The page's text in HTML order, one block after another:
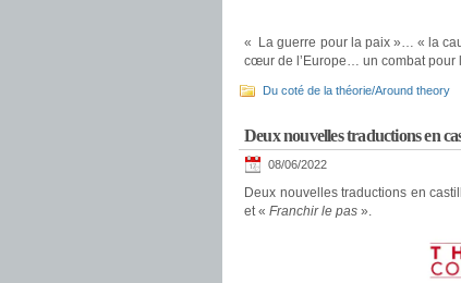
« La guerre pour la paix »… « la
cœur de l’Europe… un combat
Du coté de la théorie/Around theory
Deux nouvelles traductions en
08/06/2022
Deux nouvelles traductions en
et « Franchir le pas ».